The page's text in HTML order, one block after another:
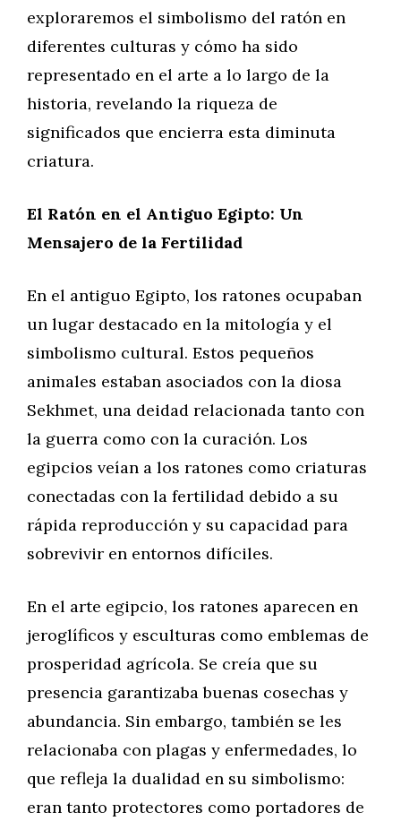
exploraremos el simbolismo del ratón en
diferentes culturas y cómo ha sido
representado en el arte a lo largo de la
historia, revelando la riqueza de
significados que encierra esta diminuta
criatura.
El Ratón en el Antiguo Egipto: Un
Mensajero de la Fertilidad
En el antiguo Egipto, los ratones ocupaban
un lugar destacado en la mitología y el
simbolismo cultural. Estos pequeños
animales estaban asociados con la diosa
Sekhmet, una deidad relacionada tanto con
la guerra como con la curación. Los
egipcios veían a los ratones como criaturas
conectadas con la fertilidad debido a su
rápida reproducción y su capacidad para
sobrevivir en entornos difíciles.
En el arte egipcio, los ratones aparecen en
jeroglíficos y esculturas como emblemas de
prosperidad agrícola. Se creía que su
presencia garantizaba buenas cosechas y
abundancia. Sin embargo, también se les
relacionaba con plagas y enfermedades, lo
que refleja la dualidad en su simbolismo:
eran tanto protectores como portadores de